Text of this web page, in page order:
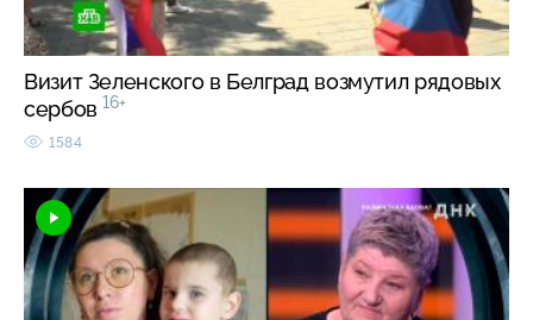
Визит Зеленского в Белград возмутил рядовых
сербов 16+
1584